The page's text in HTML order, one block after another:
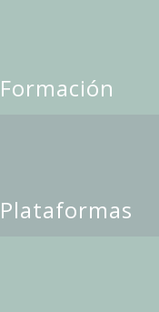
Formación
Plataformas